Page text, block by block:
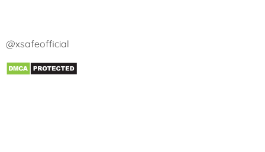
@xsafeofficial